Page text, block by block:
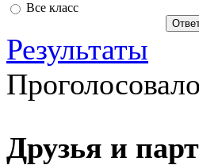
Все класс
Результаты
Друзья и